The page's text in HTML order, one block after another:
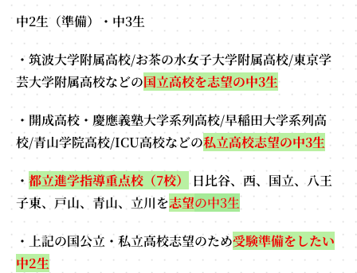
中2生（準備）・中3生
・筑波大学附属高校/お茶の水女子大学附属高校/東京学
芸大学附属高校などの国立高校を志望の中3生
・開成高校・慶應義塾大学系列高校/早稲田大学系列高
校/青山学院高校/ICU高校などの私立高校志望の中3生
・ 都立進学指導重点校（7校） 日比谷、西、国立、八王
子東、戸山、青山、立川を志望の中3生
・上記の国公立・私立高校志望のため受験準備をしたい
中2生